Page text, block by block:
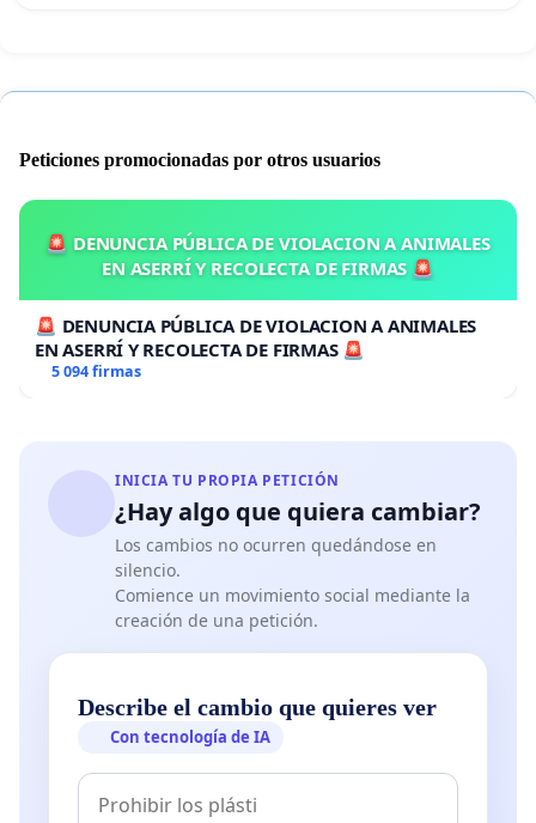
Peticiones promocionadas por otros usuarios
🚨 DENUNCIA PÚBLICA DE VIOLACION A ANIMALES
EN ASERRÍ Y RECOLECTA DE FIRMAS 🚨
🚨 DENUNCIA PÚBLICA DE VIOLACION A ANIMALES
EN ASERRÍ Y RECOLECTA DE FIRMAS 🚨
5 094 firmas
INICIA TU PROPIA PETICIÓN
¿Hay algo que quiera cambiar?
Los cambios no ocurren quedándose en
silencio.
Comience un movimiento social mediante la
creación de una petición.
Describe el cambio que quieres ver
Con tecnología de IA